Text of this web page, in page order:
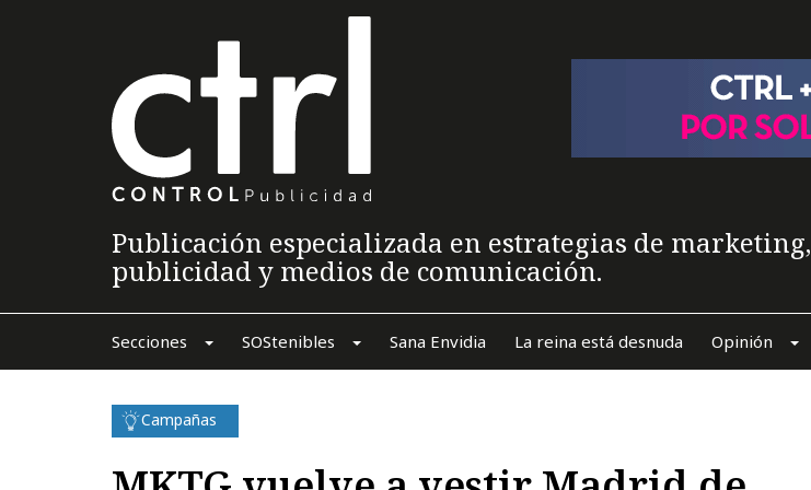
Publicación especializada en estrategias de marketing,
publicidad y medios de comunicación.
Secciones SOStenibles Sana Envidia La reina está desnuda Opinión
Campañas